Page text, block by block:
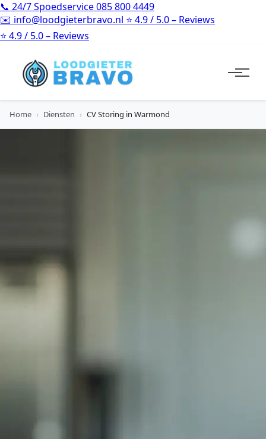
📞 24/7 Spoedservice085 800 4449
✉️ info@loodgieterbravo.nl ⭐ 4.9 / 5.0 – Reviews
⭐ 4.9 / 5.0 – Reviews
Home › Diensten › CV Storing in Warmond